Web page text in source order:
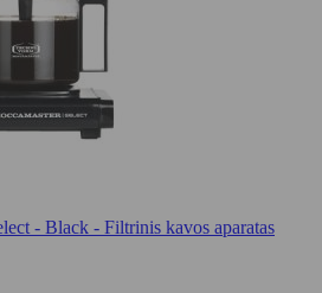
- Black - Filtrinis kavos aparatas